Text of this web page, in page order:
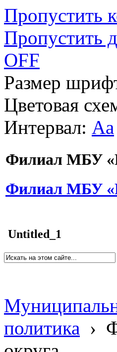
Пропустить
Пропустить
OFF
Размер
Цветовая
Интервал: Aa
Филиал МБУ
Филиал МБУ
Untitled_1
политика ›